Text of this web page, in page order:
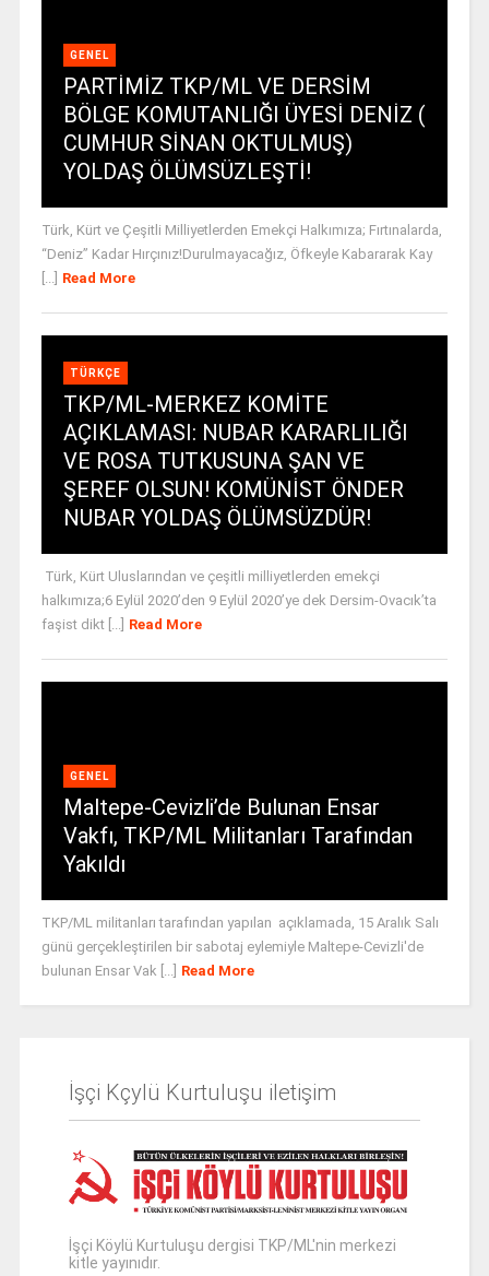
GENEL
PARTİMİZ TKP/ML VE DERSİM
BÖLGE KOMUTANLIĞI ÜYESİ DENİZ (
CUMHUR SİNAN OKTULMUŞ)
YOLDAŞ ÖLÜMSÜZLEŞTİ!
Türk, Kürt ve Çeşitli Milliyetlerden Emekçi Halkımıza; Fırtınalarda,
“Deniz” Kadar Hırçınız!Durulmayacağız, Öfkeyle Kabararak Kay
Read More
TÜRKÇE
TKP/ML-MERKEZ KOMİTE
AÇIKLAMASI: NUBAR KARARLILIĞI
VE ROSA TUTKUSUNA ŞAN VE
ŞEREF OLSUN! KOMÜNİST ÖNDER
NUBAR YOLDAŞ ÖLÜMSÜZDÜR!
Türk, Kürt Uluslarından ve çeşitli milliyetlerden emekçi
halkımıza;6 Eylül 2020’den 9 Eylül 2020’ye dek Dersim-Ovacık’ta
faşist dikt [...]
Read More
GENEL
Maltepe-Cevizli’de Bulunan Ensar
Vakfı, TKP/ML Militanları Tarafından
Yakıldı
TKP/ML militanları tarafından yapılan açıklamada, 15 Aralık Salı
günü gerçekleştirilen bir sabotaj eylemiyle Maltepe-Cevizli'de
bulunan Ensar Vak [...]
Read More
İşçi Kçylü Kurtuluşu iletişim
İşçi Köylü Kurtuluşu dergisi TKP/ML'nin merkezi
kitle yayınıdır.